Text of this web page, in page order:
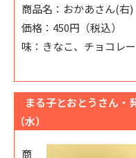
商品名：おかあさん(右)
価格：450円（税込）
味：きなこ、チョコレ
まる子とおとうさん・
（水）
商